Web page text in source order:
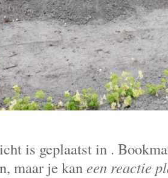
is geplaatst in .
maar je kaneen reactie